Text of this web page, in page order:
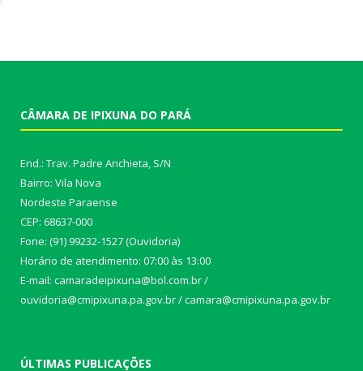
CÂMARA DE IPIXUNA DO PARÁ
End.: Trav. Padre Anchieta, S/N
Bairro: Vila Nova
Nordeste Paraense
CEP: 68637-000
Fone: (91) 99232-1527 (Ouvidoria)
Horário de atendimento: 07:00 às 13:00
E-mail: camaradeipixuna@bol.com.br /
ouvidoria@cmipixuna.pa.gov.br / camara@cmipixuna.pa.gov.br
ÚLTIMAS PUBLICAÇÕES